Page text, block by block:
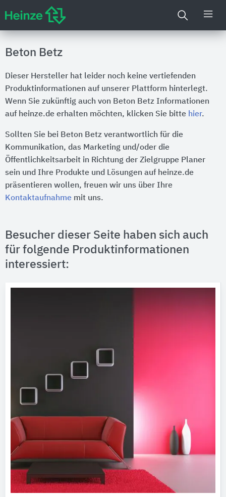
Beton Betz
Dieser Hersteller hat leider noch keine vertiefenden
Produktinformationen auf unserer Plattform hinterlegt.
Wenn Sie zukünftig auch von Beton Betz Informationen
auf heinze.de erhalten möchten, klicken Sie bitte hier.
Sollten Sie bei Beton Betz verantwortlich für die
Kommunikation, das Marketing und/oder die
Öffentlichkeitsarbeit in Richtung der Zielgruppe Planer
sein und Ihre Produkte und Lösungen auf heinze.de
präsentieren wollen, freuen wir uns über Ihre
Kontaktaufnahme mit uns.
Besucher dieser Seite haben sich auch
für folgende Produktinformationen
interessiert: